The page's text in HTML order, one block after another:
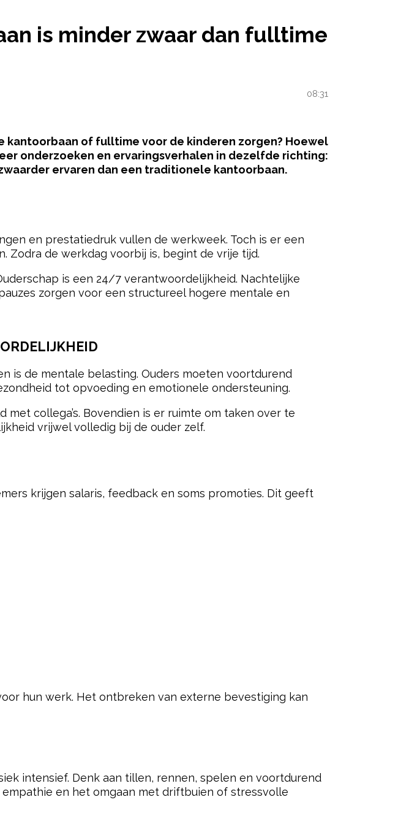
is minder zwaar dan fulltime
08:31
kantoorbaan of fulltime voor de kinderen zorgen? Hoewel
onderzoeken en ervaringsverhalen in dezelfde richting:
ervaren dan een traditionele kantoorbaan.
en prestatiedruk vullen de werkweek. Toch is er een
Zodra de werkdag voorbij is, begint de vrije tijd.
is een 24/7 verantwoordelijkheid. Nachtelijke
zorgen voor een structureel hogere mentale en
is de mentale belasting. Ouders moeten voortdurend
tot opvoeding en emotionele ondersteuning.
collega’s. Bovendien is er ruimte om taken over te
vrijwel volledig bij de ouder zelf.
krijgen salaris, feedback en soms promoties. Dit geeft
hun werk. Het ontbreken van externe bevestiging kan
intensief. Denk aan tillen, rennen, spelen en voortdurend
en het omgaan met driftbuien of stressvolle